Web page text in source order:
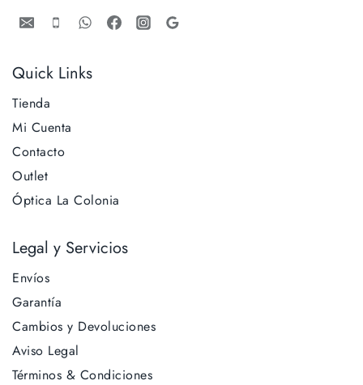
Quick Links
Tienda
Mi Cuenta
Contacto
Outlet
Óptica La Colonia
Legal y Servicios
Envíos
Garantía
Cambios y Devoluciones
Aviso Legal
Términos & Condiciones